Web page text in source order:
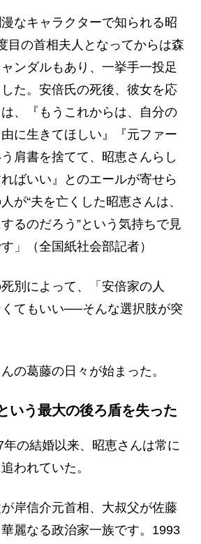
漫なキャラクターで知られる昭
目の首相夫人となってからは森
ンダルもあり、一挙手一投足
た。安倍氏の死後、彼女を応
、『もうこれからは、自分の
に生きてほしい』『元ファー
肩書を捨てて、昭恵さんらし
ばいい』とのエールが寄せら
が“夫を亡くした昭恵さんは、
るのだろう”という気持ちで見
」（全国紙社会部記者）
別によって、「安倍家の人
てもいい──そんな選択肢が突
の葛藤の日々が始まった。
いう最大の後ろ盾を失った
の結婚以来、昭恵さんは常に
われていた。
が岸信介元首相、大叔父が佐藤
麗なる政治家一族です。1993